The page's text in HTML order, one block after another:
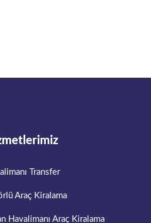
Transfer
Araç Kiralama
Havalimanı Araç Kiralama